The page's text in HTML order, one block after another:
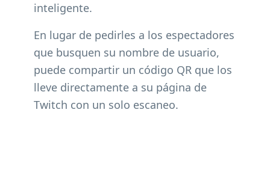
inteligente.
En lugar de pedirles a los espectadores
que busquen su nombre de usuario,
puede compartir un código QR que los
lleve directamente a su página de
Twitch con un solo escaneo.